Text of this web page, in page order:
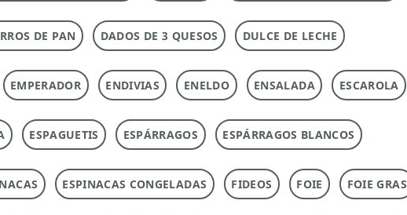
DE PAN DADOS DE 3 QUESOS DULCE DE LECHE
EMPERADOR ENDIVIAS ENELDO ENSALADA ESCAROLA
ESPAGUETIS ESPÁRRAGOS ESPÁRRAGOS BLANCOS
ESPINACAS CONGELADAS FIDEOS FOIE FOIE GRAS